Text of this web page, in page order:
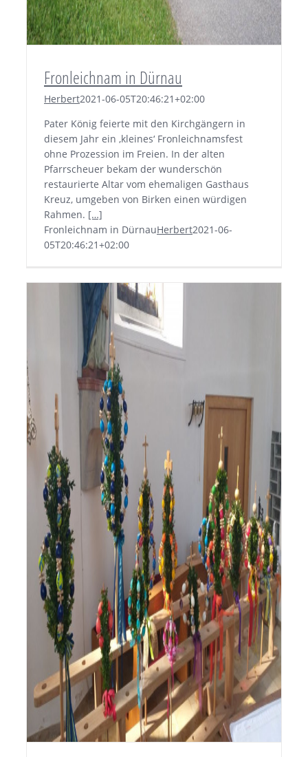
Fronleichnam in Dürnau
Herbert2021-06-05T20:46:21+02:00
Pater König feierte mit den Kirchgängern in
diesem Jahr ein ‚kleines‘ Fronleichnamsfest
ohne Prozession im Freien. In der alten
Pfarrscheuer bekam der wunderschön
restaurierte Altar vom ehemaligen Gasthaus
Kreuz, umgeben von Birken einen würdigen
Rahmen. […]
Fronleichnam in DürnauHerbert2021-06-
05T20:46:21+02:00